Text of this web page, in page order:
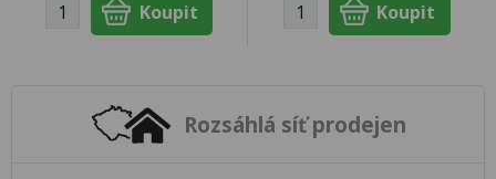
Rozsáhlá síť prodejen